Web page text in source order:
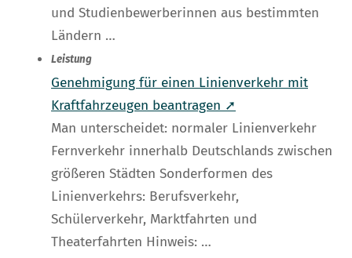
und Studienbewerberinnen aus bestimmten
Ländern …
Leistung
Genehmigung für einen Linienverkehr mit
Kraftfahrzeugen beantragen ➚
Man unterscheidet: normaler Linienverkehr
Fernverkehr innerhalb Deutschlands zwischen
größeren Städten Sonderformen des
Linienverkehrs: Berufsverkehr,
Schülerverkehr, Marktfahrten und
Theaterfahrten Hinweis: …